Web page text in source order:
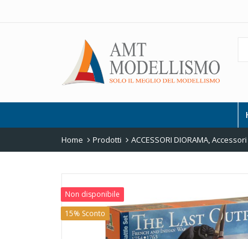
Home Prodotti ACCESSORI DIORAMA,
Non disponibile
15% Sconto